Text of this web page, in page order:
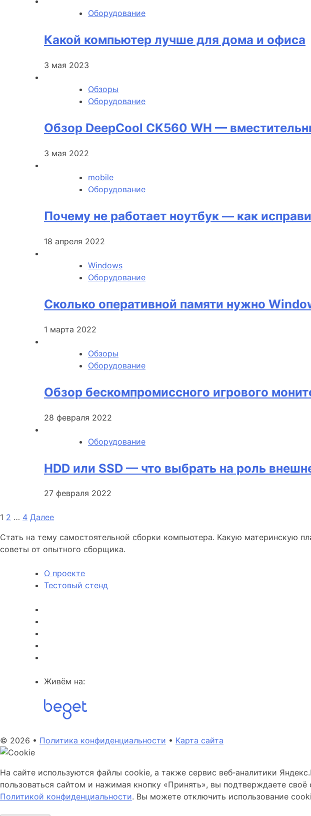
Оборудование
Какой компьютер лучше для дома и офиса
3 мая 2023
Обзоры
Оборудование
Обзор DeepCool CK560 WH —
3 мая 2022
mobile
Оборудование
Почему не работает ноутбук — как
18 апреля 2022
Windows
Оборудование
Сколько оперативной памяти нужно
1 марта 2022
Обзоры
Оборудование
Обзор бескомпромиссного игрового
28 февраля 2022
Оборудование
HDD или SSD — что выбрать на роль
27 февраля 2022
Пагинация
записей
1 2 … 4 Далее
Стать на тему самостоятельной сборки компьютера. Какую материнскую
советы от опытного сборщика.
О проекте
Тестовый стенд
Живём на:
© 2026 • Политика конфиденциальности • Карта сайта
На сайте используются файлы cookie, а также сервис веб‑аналитики
пользоваться сайтом и нажимая кнопку «Принять», вы подтверждаете
Политикой конфиденциальности. Вы можете отключить использование